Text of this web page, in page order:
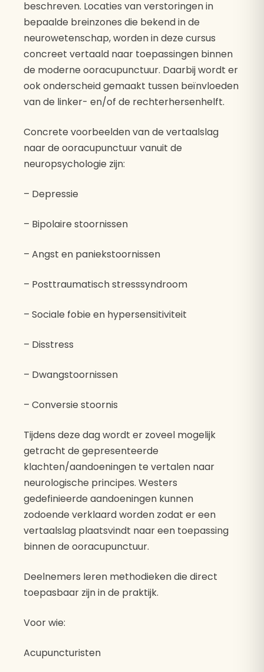
beschreven. Locaties van verstoringen in
bepaalde breinzones die bekend in de
neurowetenschap, worden in deze cursus
concreet vertaald naar toepassingen binnen
de moderne ooracupunctuur. Daarbij wordt er
ook onderscheid gemaakt tussen beïnvloeden
van de linker- en/of de rechterhersenhelft.
Concrete voorbeelden van de vertaalslag
naar de ooracupunctuur vanuit de
neuropsychologie zijn:
– Depressie
– Bipolaire stoornissen
– Angst en paniekstoornissen
– Posttraumatisch stresssyndroom
– Sociale fobie en hypersensitiviteit
– Disstress
– Dwangstoornissen
– Conversie stoornis
Tijdens deze dag wordt er zoveel mogelijk
getracht de gepresenteerde
klachten/aandoeningen te vertalen naar
neurologische principes. Westers
gedefinieerde aandoeningen kunnen
zodoende verklaard worden zodat er een
vertaalslag plaatsvindt naar een toepassing
binnen de ooracupunctuur.
Deelnemers leren methodieken die direct
toepasbaar zijn in de praktijk.
Voor wie:
Acupuncturisten